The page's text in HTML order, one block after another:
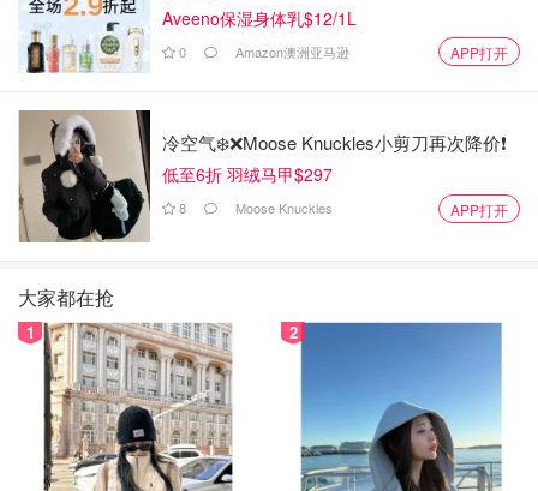
Aveeno保湿身体乳$12/1L
0 Amazon澳洲亚马逊 APP打开
冷空气❄️❌️Moose Knuckles小剪刀再次降价❗️
低至6折 羽绒马甲$297
8 Moose Knuckles APP打开
大家都在抢
1 2